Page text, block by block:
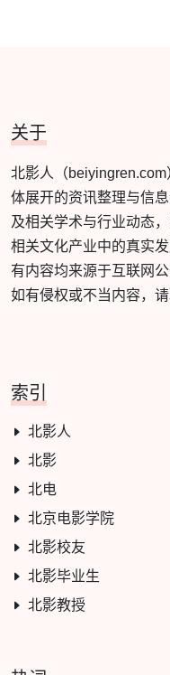
关于
北影人（
体展开的资讯整理与信
及相关学术与行业动态
相关文化产业中的真实
有内容均来源于互联网
如有侵权或不当内容，请
索引
北影人
北影
北电
北京电影学院
北影校友
北影毕业生
北影教授